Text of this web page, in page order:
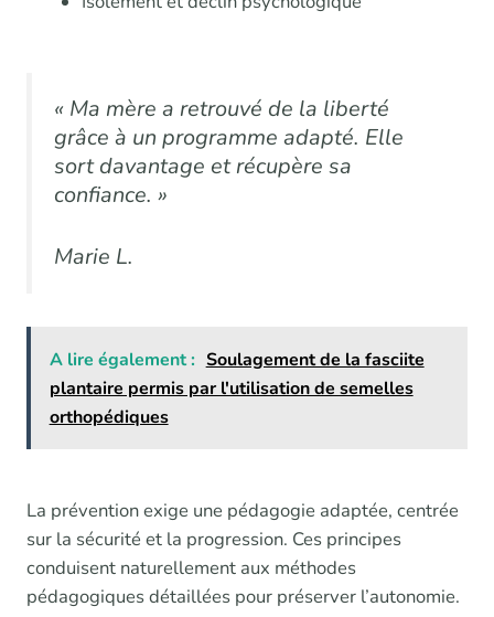
« Ma mère a retrouvé de la liberté
grâce à un programme adapté. Elle
sort davantage et récupère sa
confiance. »
Marie L.
A lire également : Soulagement de la fasciite
plantaire permis par l'utilisation de semelles
orthopédiques
La prévention exige une pédagogie adaptée, centrée
sur la sécurité et la progression. Ces principes
conduisent naturellement aux méthodes
pédagogiques détaillées pour préserver l’autonomie.